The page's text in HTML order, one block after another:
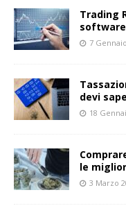
Trading
7
devi
18
le
3 Marzo